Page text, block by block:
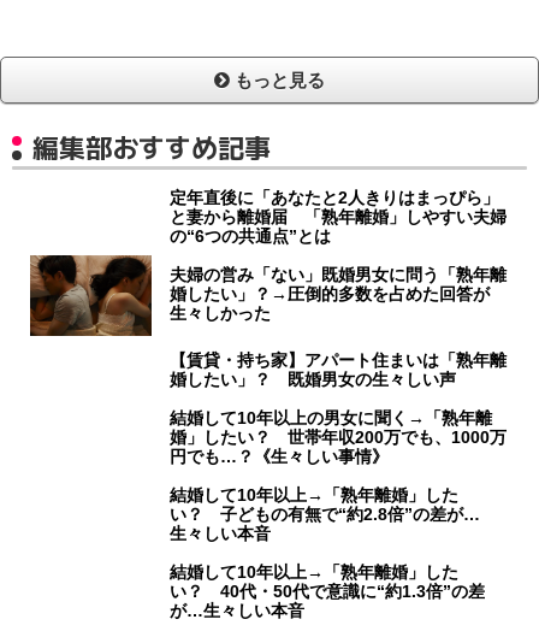
もっと見る
編集部おすすめ記事
定年直後に「あなたと2人きりはまっぴら」
と妻から離婚届 「熟年離婚」しやすい夫婦
の“6つの共通点”とは
夫婦の営み「ない」既婚男女に問う「熟年離
婚したい」？→圧倒的多数を占めた回答が
生々しかった
【賃貸・持ち家】アパート住まいは「熟年離
婚したい」？ 既婚男女の生々しい声
結婚して10年以上の男女に聞く→「熟年離
婚」したい？ 世帯年収200万でも、1000万
円でも…？《生々しい事情》
結婚して10年以上→「熟年離婚」した
い？ 子どもの有無で“約2.8倍”の差が…
生々しい本音
結婚して10年以上→「熟年離婚」した
い？ 40代・50代で意識に“約1.3倍”の差
が…生々しい本音